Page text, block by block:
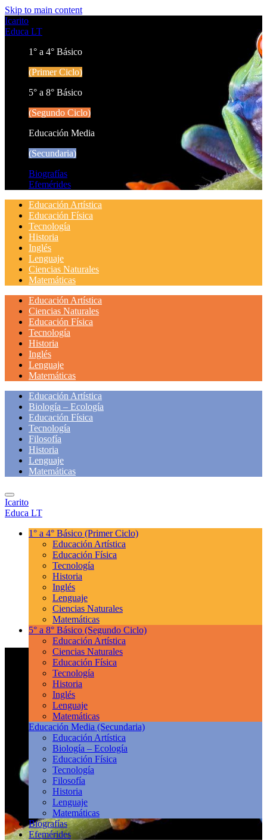
Skip to main content
Icarito
Educa LT
1° a 4° Básico
(Primer Ciclo)
5° a 8° Básico
(Segundo Ciclo)
Educación Media
(Secundaria)
Biografías
Efemérides
Educación Artística
Educación Física
Tecnología
Historia
Inglés
Lenguaje
Ciencias Naturales
Matemáticas
Educación Artística
Ciencias Naturales
Educación Física
Tecnología
Historia
Inglés
Lenguaje
Matemáticas
Educación Artística
Biología – Ecología
Educación Física
Tecnología
Filosofía
Historia
Lenguaje
Matemáticas
Icarito
Educa LT
1° a 4° Básico (Primer Ciclo)
Educación Artística
Educación Física
Tecnología
Historia
Inglés
Lenguaje
Ciencias Naturales
Matemáticas
5° a 8° Básico (Segundo Ciclo)
Educación Artística
Ciencias Naturales
Educación Física
Tecnología
Historia
Inglés
Lenguaje
Matemáticas
Educación Media (Secundaria)
Educación Artística
Biología – Ecología
Educación Física
Tecnología
Filosofía
Historia
Lenguaje
Matemáticas
Biografías
Efemérides